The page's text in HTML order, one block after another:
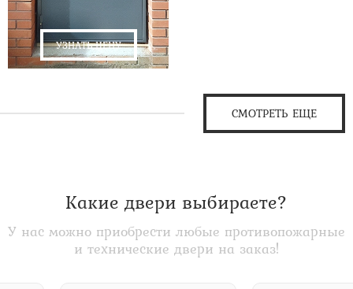
УЗНАТЬ ЦЕНУ
СМОТРЕТЬ ЕЩЕ
Какие двери выбираете?
У нас можно приобрести любые противопожарные
и технические двери на заказ!